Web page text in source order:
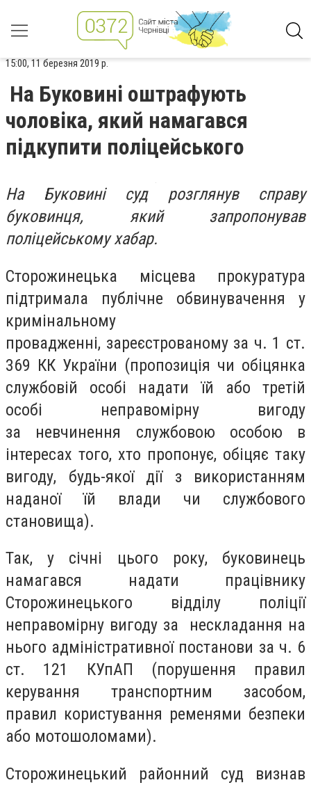
15:00, 11 березня 2019 р.
На Буковині оштрафують
чоловіка, який намагався
підкупити поліцейського
На Буковині суд розглянув справу
буковинця, який запропонував
поліцейському хабар.
Сторожинецька місцева прокуратура
підтримала публічне обвинувачення у
кримінальному
провадженні, зареєстрованому за ч. 1 ст.
369 КК України (пропозиція чи обіцянка
службовій особі надати їй або третій
особі неправомірну вигоду
за невчинення службовою особою в
інтересах того, хто пропонує, обіцяє таку
вигоду, будь-якої дії з використанням
наданої їй влади чи службового
становища).
Так, у січні цього року, буковинець
намагався надати працівнику
Сторожинецького відділу поліції
неправомірну вигоду за нескладання на
нього адміністративної постанови за ч. 6
ст. 121 КУпАП (порушення правил
керування транспортним засобом,
правил користування ременями безпеки
або мотошоломами).
Сторожинецький районний суд визнав